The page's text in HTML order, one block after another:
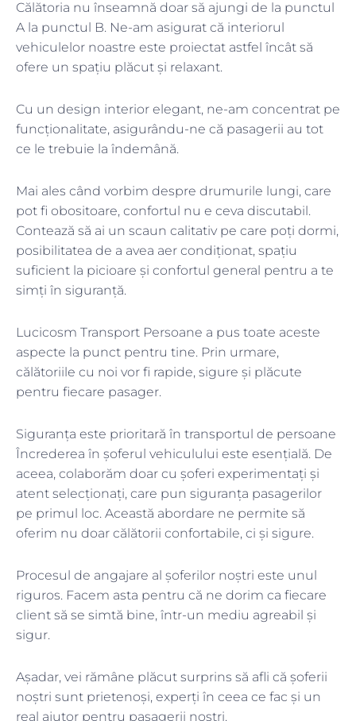
Călătoria nu înseamnă doar să ajungi de la punctul
A la punctul B. Ne-am asigurat că interiorul
vehiculelor noastre este proiectat astfel încât să
ofere un spațiu plăcut și relaxant.
Cu un design interior elegant, ne-am concentrat pe
funcționalitate, asigurându-ne că pasagerii au tot
ce le trebuie la îndemână.
Mai ales când vorbim despre drumurile lungi, care
pot fi obositoare, confortul nu e ceva discutabil.
Contează să ai un scaun calitativ pe care poți dormi,
posibilitatea de a avea aer condiționat, spațiu
suficient la picioare și confortul general pentru a te
simți în siguranță.
Lucicosm Transport Persoane a pus toate aceste
aspecte la punct pentru tine. Prin urmare,
călătoriile cu noi vor fi rapide, sigure și plăcute
pentru fiecare pasager.
Siguranța este prioritară în transportul de persoane
Încrederea în șoferul vehiculului este esențială. De
aceea, colaborăm doar cu șoferi experimentați și
atent selecționați, care pun siguranța pasagerilor
pe primul loc. Această abordare ne permite să
oferim nu doar călătorii confortabile, ci și sigure.
Procesul de angajare al șoferilor noștri este unul
riguros. Facem asta pentru că ne dorim ca fiecare
client să se simtă bine, într-un mediu agreabil și
sigur.
Așadar, vei rămâne plăcut surprins să afli că șoferii
noștri sunt prietenoși, experți în ceea ce fac și un
real ajutor pentru pasagerii noștri.